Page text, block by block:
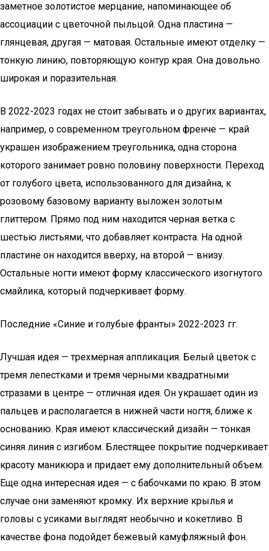
заметное золотистое мерцание, напоминающее об
ассоциации с цветочной пыльцой. Одна пластина —
глянцевая, другая — матовая. Остальные имеют отделку —
тонкую линию, повторяющую контур края. Она довольно
широкая и поразительная.
В 2022-2023 годах не стоит забывать и о других вариантах,
например, о современном треугольном френче — край
украшен изображением треугольника, одна сторона
которого занимает ровно половину поверхности. Переход
от голубого цвета, использованного для дизайна, к
розовому базовому варианту выложен золотым
глиттером. Прямо под ним находится черная ветка с
шестью листьями, что добавляет контраста. На одной
пластине он находится вверху, на второй — внизу.
Остальные ногти имеют форму классического изогнутого
смайлика, который подчеркивает форму.
Последние «Синие и голубые франты» 2022-2023 гг.
Лучшая идея — трехмерная аппликация. Белый цветок с
тремя лепестками и тремя черными квадратными
стразами в центре — отличная идея. Он украшает один из
пальцев и располагается в нижней части ногтя, ближе к
основанию. Края имеют классический дизайн — тонкая
синяя линия с изгибом. Блестящее покрытие подчеркивает
красоту маникюра и придает ему дополнительный объем.
Еще одна интересная идея — с бабочками по краю. В этом
случае они заменяют кромку. Их верхние крылья и
головы с усиками выглядят необычно и кокетливо. В
качестве фона подойдет бежевый камуфляжный фон.